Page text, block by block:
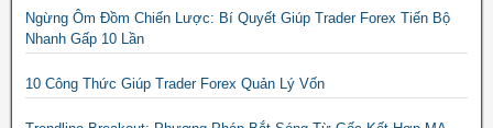
Ngừng Ôm Đồm Chiến Lược: Bí Quyết Giúp Trader Forex Tiến Bộ
Nhanh Gấp 10 Lần
10 Công Thức Giúp Trader Forex Quản Lý Vốn